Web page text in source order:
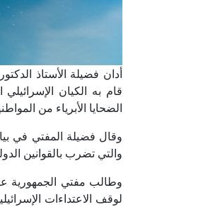
أدان فضيلة الأستاذ
قام به الكيان
الضحايا الأبرياء من
وقال فضيلة المفتي في
والتي تضرب بالقوانين
وطالب مفتي الجمهورية
لوقف الاعتداءات